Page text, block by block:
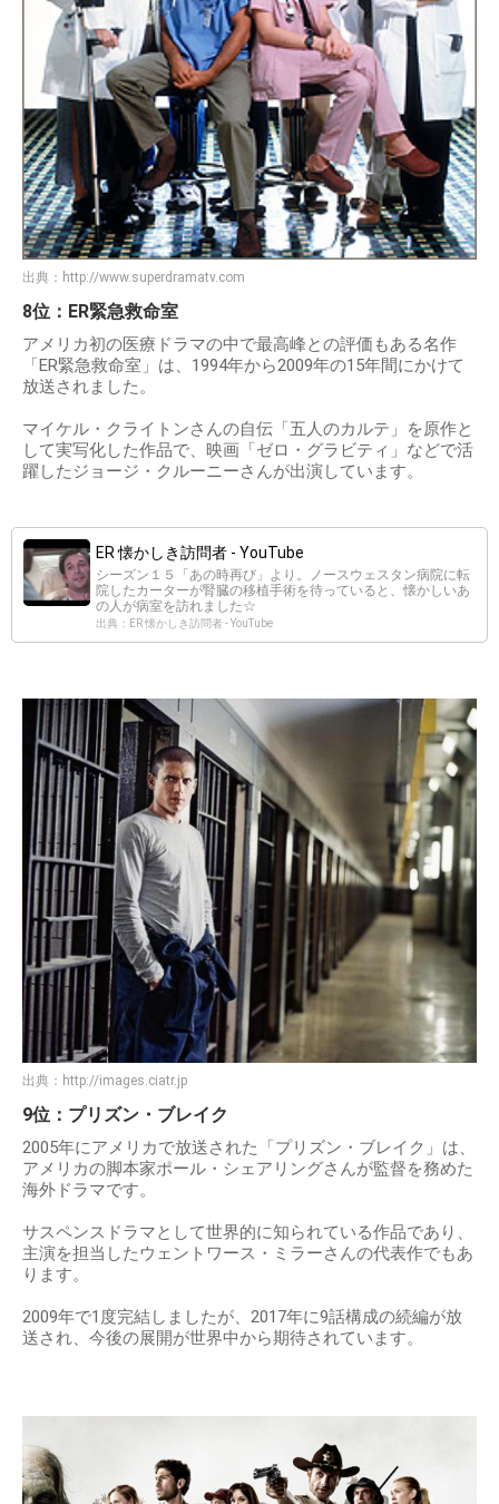
出典： http://www.superdramatv.com
8位：ER緊急救命室
アメリカ初の医療ドラマの中で最高峰との評価もある名作
「ER緊急救命室」は、1994年から2009年の15年間にかけて
放送されました。
マイケル・クライトンさんの自伝「五人のカルテ」を原作と
して実写化した作品で、映画「ゼロ・グラビティ」などで活
躍したジョージ・クルーニーさんが出演しています。
ER 懐かしき訪問者 - YouTube
シーズン１５「あの時再び」より。ノースウェスタン病院に転
院したカーターが腎臓の移植手術を待っていると、懐かしいあ
の人が病室を訪れました☆
出典：ER 懐かしき訪問者 - YouTube
出典： http://images.ciatr.jp
9位：プリズン・ブレイク
2005年にアメリカで放送された「プリズン・ブレイク」は、
アメリカの脚本家ポール・シェアリングさんが監督を務めた
海外ドラマです。
サスペンスドラマとして世界的に知られている作品であり、
主演を担当したウェントワース・ミラーさんの代表作でもあ
ります。
2009年で1度完結しましたが、2017年に9話構成の続編が放
送され、今後の展開が世界中から期待されています。